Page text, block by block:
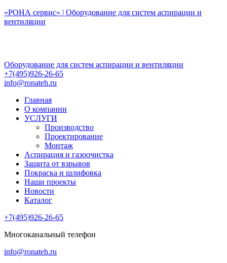
Перейти
к
«РОНА сервис» | Оборудование для систем аспирации и
вентиляции
Оборудование для систем аспирации и вентиляции
+7(495)926-26-65
info@ronateh.ru
Главная
О компании
УСЛУГИ
Производство
Проектирование
Монтаж
Аспирация и газоочистка
Защита от взрывов
Покраска и шлифовка
Наши проекты
Новости
Каталог
+7(495)926-26-65
Многоканальный телефон
info@ronateh.ru